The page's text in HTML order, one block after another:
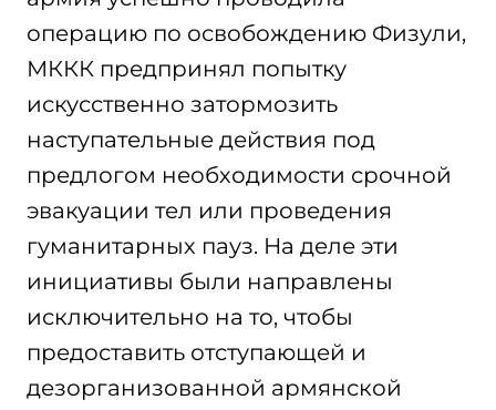
операцию по освобождению Физули,
МККК предпринял попытку
искусственно затормозить
наступательные действия под
предлогом необходимости срочной
эвакуации тел или проведения
гуманитарных пауз. На деле эти
инициативы были направлены
исключительно на то, чтобы
предоставить отступающей и
дезорганизованной армянской